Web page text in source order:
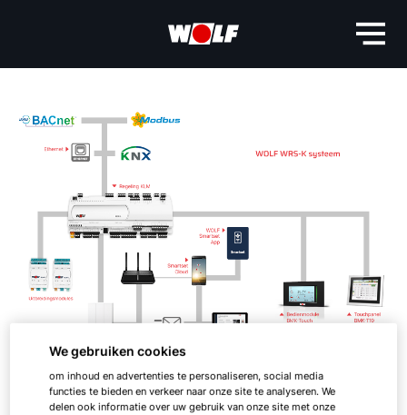
We gebruiken cookies
om inhoud en advertenties te personaliseren, social media
functies te bieden en verkeer naar onze site te analyseren. We
delen ook informatie over uw gebruik van onze site met onze